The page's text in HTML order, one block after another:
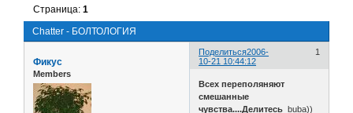
Chatter - БОЛТОЛОГИЯ
Страница:1
Поделиться 1
2006-
10-21 10:44:12
Фикус
Members
Всех переполяняют
смешанные
чувства....Делитесь buba))